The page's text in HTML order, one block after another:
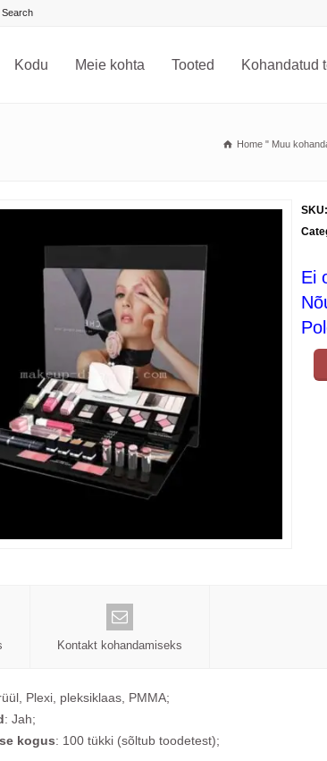
Kodu Meie kohta Tooted Kohandatud
Home " Muu
SKU:
Ei
Kontakt kohandamiseks
Plexi, pleksiklaas, PMMA;
: Jah;
kogus: 100 tükki (sõltub toodetest);